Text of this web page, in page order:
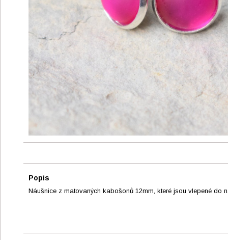
Popis
Náušnice z matovaných kabošonů 12mm, které jsou vlepené do